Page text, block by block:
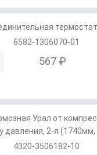
6582-1306070-01
567 ₽
Урал от
давления, 2-я
4320-3506182-10